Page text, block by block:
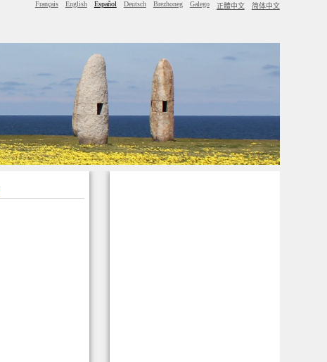
Français English Español Deutsch Brezhoneg Galego 正體中文 简体中文